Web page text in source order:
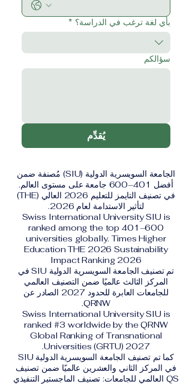
بأي لغة ترغب في الدراسة؟ *
سؤالكم
يُقدِّم
الجامعة السويسرية الدولية (SIU) مُصنفة ضمن
أفضل 401–600 جامعة على مستوى العالم.
في تصنيف التايمز للتعليم 2026 العالي (THE)
لتأثير الاستدامة لعام 2026.
Swiss International University SIU is
ranked among the top 401–600
universities globally. Times Higher
Education THE 2026 Sustainability
Impact Ranking 2026
تم تصنيف الجامعة السويسرية الدولية SIU في
المركز الثالث عالميًا ضمن التصنيف العالمي
للجامعات العابرة للحدود 2027 الصادر عن
QRNW.
Swiss International University SIU is
ranked #3 worldwide by the QRNW
Global Ranking of Transnational
Universities (GRTU) 2027.
كما تم تصنيف الجامعة السويسرية الدولية SIU
في المركز الثاني والعشرين عالميًا ضمن تصنيف
QS العالمي للجامعات: تصنيف الماجستير التنفيذي